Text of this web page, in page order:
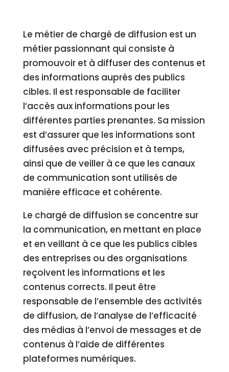
Le métier de chargé de diffusion est un
métier passionnant qui consiste à
promouvoir et à diffuser des contenus et
des informations auprès des publics
cibles. Il est responsable de faciliter
l’accès aux informations pour les
différentes parties prenantes. Sa mission
est d’assurer que les informations sont
diffusées avec précision et à temps,
ainsi que de veiller à ce que les canaux
de communication sont utilisés de
manière efficace et cohérente.
Le chargé de diffusion se concentre sur
la communication, en mettant en place
et en veillant à ce que les publics cibles
des entreprises ou des organisations
reçoivent les informations et les
contenus corrects. Il peut être
responsable de l’ensemble des activités
de diffusion, de l’analyse de l’efficacité
des médias à l’envoi de messages et de
contenus à l’aide de différentes
plateformes numériques.